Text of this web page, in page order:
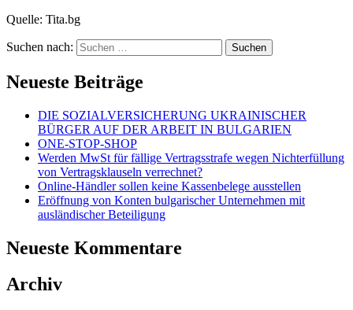
Quelle: Tita.bg
Suchen nach:
Neueste Beiträge
DIE SOZIALVERSICHERUNG UKRAINISCHER
BÜRGER AUF DER ARBEIT IN BULGARIEN
ONE-STOP-SHOP
Werden MwSt für fällige Vertragsstrafe wegen Nichterfüllung
von Vertragsklauseln verrechnet?
Online-Händler sollen keine Kassenbelege ausstellen
Eröffnung von Konten bulgarischer Unternehmen mit
ausländischer Beteiligung
Neueste Kommentare
Archiv